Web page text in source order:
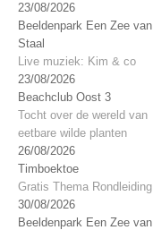
23/08/2026
Beeldenpark Een Zee van
Staal
Live muziek: Kim & co
23/08/2026
Beachclub Oost 3
Tocht over de wereld van
eetbare wilde planten
26/08/2026
Timboektoe
Gratis Thema Rondleiding
30/08/2026
Beeldenpark Een Zee van